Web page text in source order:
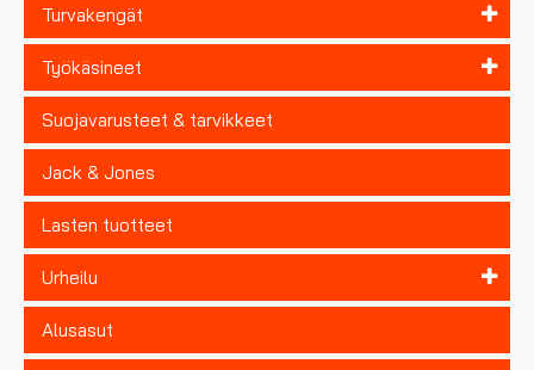
Turvakengät
Työkäsineet
Suojavarusteet & tarvikkeet
Jack & Jones
Lasten tuotteet
Urheilu
Alusasut